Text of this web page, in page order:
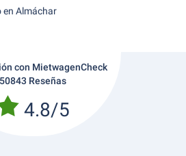
en Almáchar
con MietwagenCheck
50843 Reseñas
4.8/5